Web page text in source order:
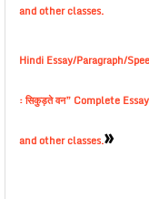
and other classes.
Hindi Essay/Paragraph/
: सिकुड़ते वन” Complete
and other classes.»